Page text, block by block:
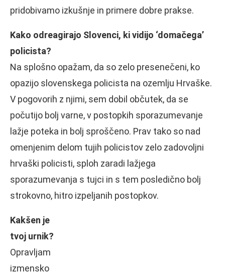
pridobivamo izkušnje in primere dobre prakse.
Kako odreagirajo Slovenci, ki vidijo ‘domačega’
policista?
Na splošno opažam, da so zelo presenečeni, ko
opazijo slovenskega policista na ozemlju Hrvaške.
V pogovorih z njimi, sem dobil občutek, da se
počutijo bolj varne, v postopkih sporazumevanje
lažje poteka in bolj sproščeno. Prav tako so nad
omenjenim delom tujih policistov zelo zadovoljni
hrvaški policisti, sploh zaradi lažjega
sporazumevanja s tujci in s tem posledično bolj
strokovno, hitro izpeljanih postopkov.
Kakšen je
tvoj urnik?
Opravljam
izmensko